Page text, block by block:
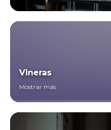
Vineras
Mostrar más